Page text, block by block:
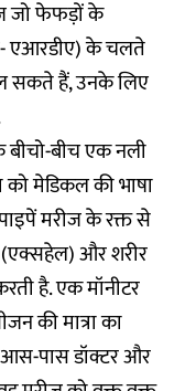
जो फेफड़ों के
एआरडीए) के चलते
सकते हैं, उनके लिए
बीच एक नली
को मेडिकल की भाषा
मरीज के रक्त से
(एक्सहेल) और शरीर
है. एक मॉनीटर
की मात्रा का
आस-पास डॉक्टर और